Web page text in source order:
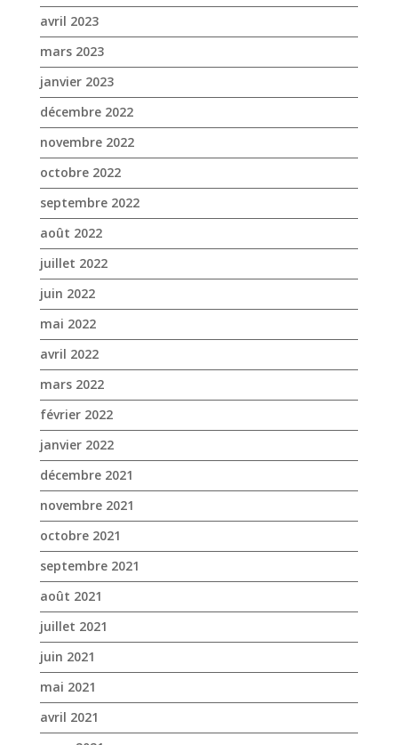
avril 2023
mars 2023
janvier 2023
décembre 2022
novembre 2022
octobre 2022
septembre 2022
août 2022
juillet 2022
juin 2022
mai 2022
avril 2022
mars 2022
février 2022
janvier 2022
décembre 2021
novembre 2021
octobre 2021
septembre 2021
août 2021
juillet 2021
juin 2021
mai 2021
avril 2021